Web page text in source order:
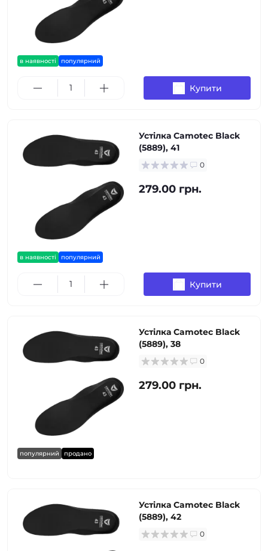
в наявності популярний
Купити
в наявності популярний
Устілка Camotec Black
(5889), 41
0
279.00 грн.
Купити
популярний продано
Устілка Camotec Black
(5889), 38
0
279.00 грн.
Устілка Camotec Black
(5889), 42
0